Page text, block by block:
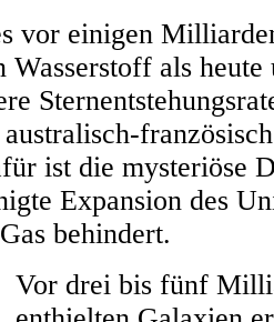
vor einigen
als heute
ist die mysteriöse
Expansion des
behindert.
Vor drei bis fünf